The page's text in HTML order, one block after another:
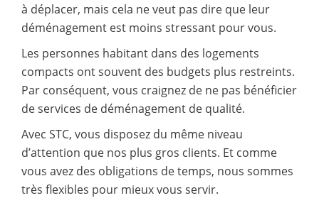
à déplacer, mais cela ne veut pas dire que leur
déménagement est moins stressant pour vous.
Les personnes habitant dans des logements
compacts ont souvent des budgets plus restreints.
Par conséquent, vous craignez de ne pas bénéficier
de services de déménagement de qualité.
Avec STC, vous disposez du même niveau
d’attention que nos plus gros clients. Et comme
vous avez des obligations de temps, nous sommes
très flexibles pour mieux vous servir.